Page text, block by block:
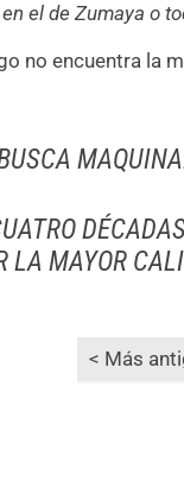
el de Zumaya o
no encuentra la
LA MAYOR
< Más